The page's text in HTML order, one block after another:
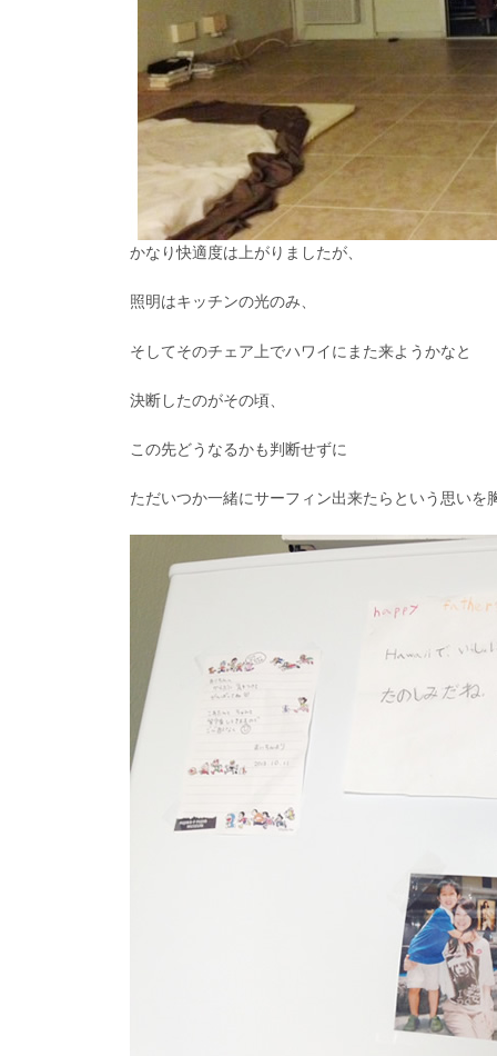
かなり快適度は上がりましたが、
照明はキッチンの光のみ、
そしてそのチェア上でハワイにまた来ようかなと
決断したのがその頃、
この先どうなるかも判断せずに
ただいつか一緒にサーフィン出来たらという思いを